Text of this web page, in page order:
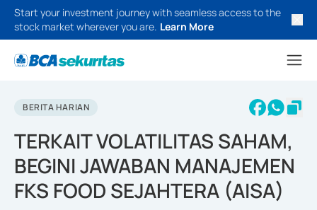
Start your investment journey with seamless access to the
stock market wherever you are. Learn More
BERITA HARIAN
TERKAIT VOLATILITAS SAHAM,
BEGINI JAWABAN MANAJEMEN
FKS FOOD SEJAHTERA (AISA)